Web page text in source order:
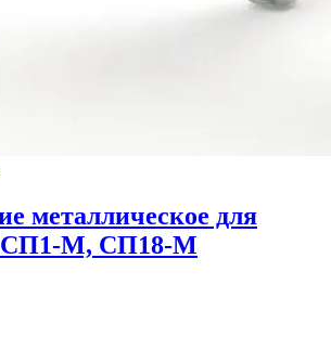
металлическое для
СП1-М, СП18-М